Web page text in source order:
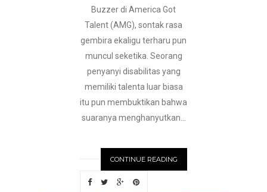
Buzzer di America Got
Talent (AMG), sontak rasa
gembira ekaligu terharu pun
muncul seketika. Seorang
penyanyi disabilitas yang
memiliki talenta luar biasa
itu pun membuktikan bahwa
suaranya menghanyutkan...
CONTINUE READING